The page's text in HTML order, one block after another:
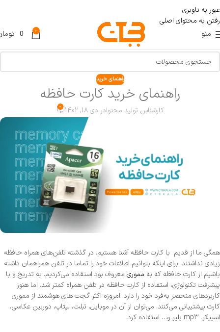
عبور به ناوبری
رفتن به محتوای اصلی
منو 0
0
راهنمای خرید
راهنمای خرید کارت حافظه
کارشناس تولید محتوادر دی 18, 1402 0
همگی ما از قدیم با کارت حافظه آشنا هستیم. در گذشته تلفن‌های همراه حافظه
زیادی نداشتند. برای اینکه بتوانیم اطلاعات خود را تماما در تلفن همراهمان داشته
باشیم از کارت حافظه که به مموری معروف بود استفاده می‌کردیم. به تدریج و با
پیشرفت تکنولوژی، استفاده از کارت حافظه در تلفن همراه کمتر شد. اما هنوز
کاربردهای منحصر به‌فرد خود را دارد. امروزه اکثر گجت های هوشمند از مموری
کارت پیشتیبانی می‌کنند. می‌توان از آن در موبایل، تبلت، لپتاپ، دوربین عکاسی،
اسپیکر، mp3 پلیر و… استفاده کرد.